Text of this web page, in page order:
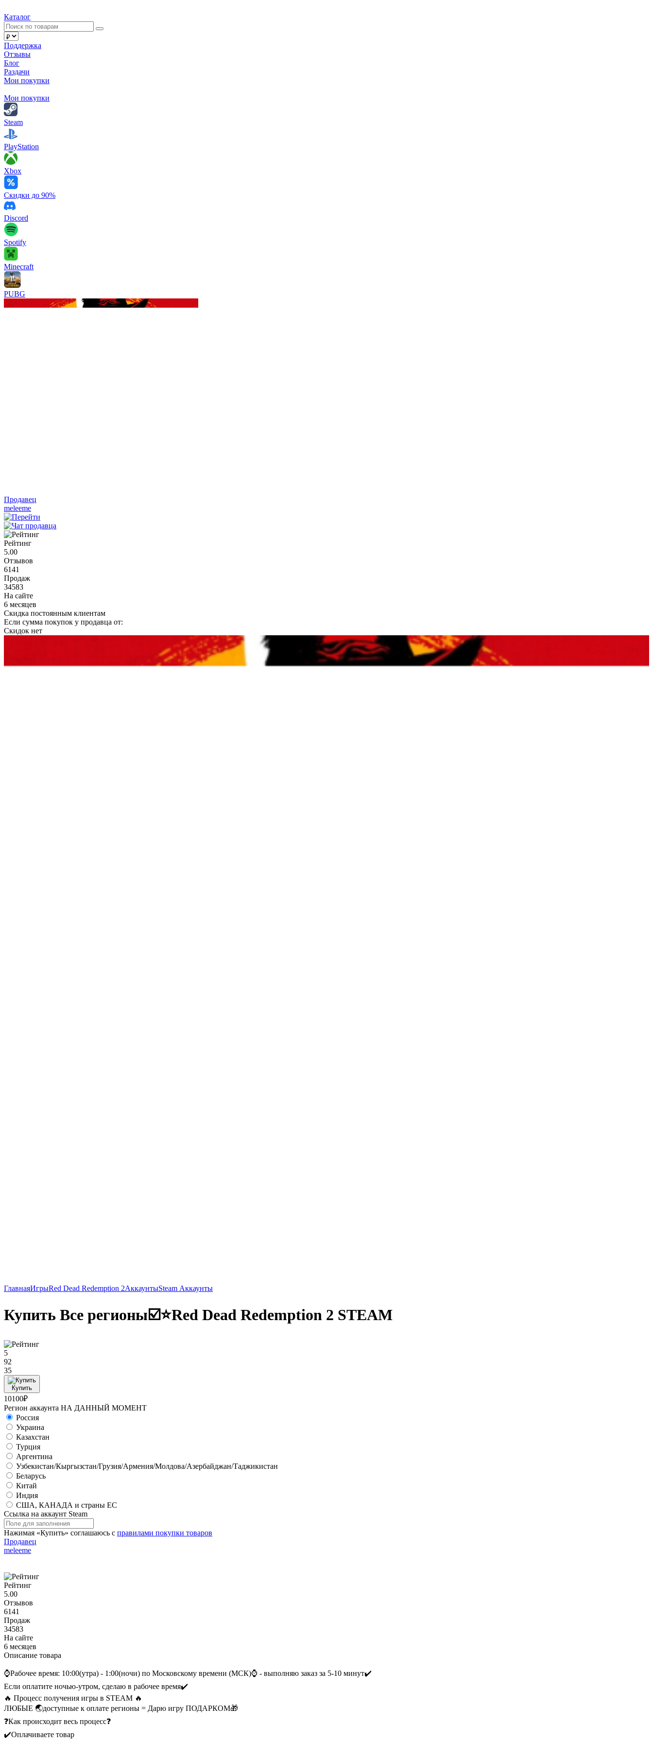
Каталог
Поддержка
Отзывы
Блог
Раздачи
Мои покупки
Мои покупки
Steam
PlayStation
Xbox
Скидки до 90%
Discord
Spotify
Minecraft
PUBG
Продавец
meleeme
Рейтинг
5.00
Отзывов
6141
Продаж
34583
На сайте
6 месяцев
Скидка постоянным клиентам
Если сумма покупок у продавца от:
Скидок нет
ГлавнаяИгрыRed Dead Redemption 2АккаунтыSteam Аккаунты
Купить Все регионы☑️⭐Red Dead Redemption 2 STEAM
5
92
35
Купить
10100₽
Регион аккаунта НА ДАННЫЙ МОМЕНТ
Россия
Украина
Казахстан
Турция
Аргентина
Узбекистан/Кыргызстан/Грузия/Армения/Молдова/Азербайджан/Таджикистан
Беларусь
Китай
Индия
CША, КАНАДА и страны ЕС
Ссылка на аккаунт Steam
Нажимая «Купить» соглашаюсь с правилами покупки товаров
Продавец
meleeme
Рейтинг
5.00
Отзывов
6141
Продаж
34583
На сайте
6 месяцев
Описание товара
⌚Рабочее время: 10:00(утра) - 1:00(ночи) по Московскому времени (МСК)⌚ - выполняю заказ за 5-10 минут✔️
Если оплатите ночью-утром, сделаю в рабочее время✔️
🔥 Процесс получения игры в STEAM 🔥
ЛЮБЫЕ 🌏доступные к оплате регионы = Дарю игру ПОДАРКОМ🎁
❓Как происходит весь процесс❓
✔️Оплачиваете товар